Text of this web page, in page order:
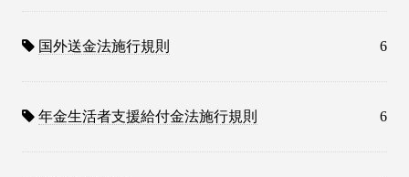
国外送金法施行規則 6
年金生活者支援給付金法施行規則 6